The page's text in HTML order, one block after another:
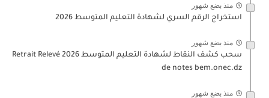
منذ بضع شهور
استخراج الرقم السري لشهادة التعليم المتوسط 2026
منذ بضع شهور
سحب كشف النقاط لشهادة التعليم المتوسط 2026 Retrait Relevé
de notes bem.onec.dz
منذ بضع شهور